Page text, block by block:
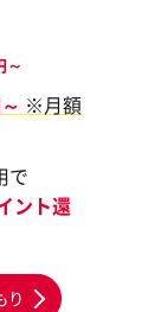
～
※月額
で
ント還
り